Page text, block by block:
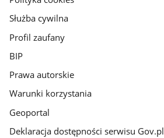
Służba cywilna
Profil zaufany
BIP
Prawa autorskie
Warunki korzystania
Geoportal
Deklaracja dostępności serwisu Gov.pl